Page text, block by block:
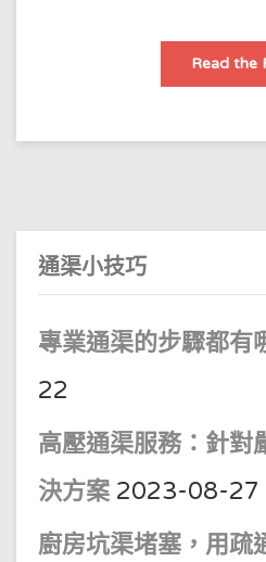
Read the
通渠小技巧
專業通渠的步驟都有
22
高壓通渠服務：針對
決方案 2023-08-27
廚房坑渠堵塞，用疏